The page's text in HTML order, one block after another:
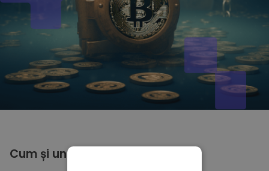
Cum și unde să